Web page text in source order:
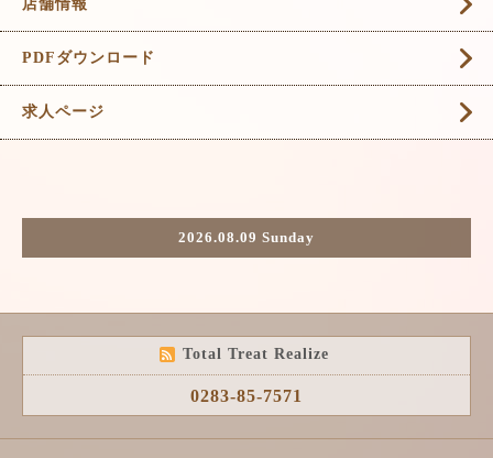
店舗情報
PDFダウンロード
求人ページ
2026.08.09 Sunday
Total Treat Realize
0283-85-7571